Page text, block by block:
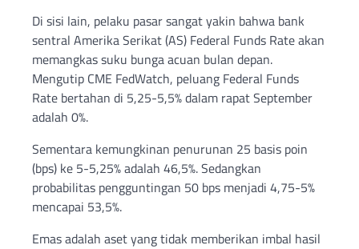
Di sisi lain, pelaku pasar sangat yakin bahwa bank
sentral Amerika Serikat (AS) Federal Funds Rate akan
memangkas suku bunga acuan bulan depan.
Mengutip CME FedWatch, peluang Federal Funds
Rate bertahan di 5,25-5,5% dalam rapat September
adalah 0%.
Sementara kemungkinan penurunan 25 basis poin
(bps) ke 5-5,25% adalah 46,5%. Sedangkan
probabilitas pengguntingan 50 bps menjadi 4,75-5%
mencapai 53,5%.
Emas adalah aset yang tidak memberikan imbal hasil